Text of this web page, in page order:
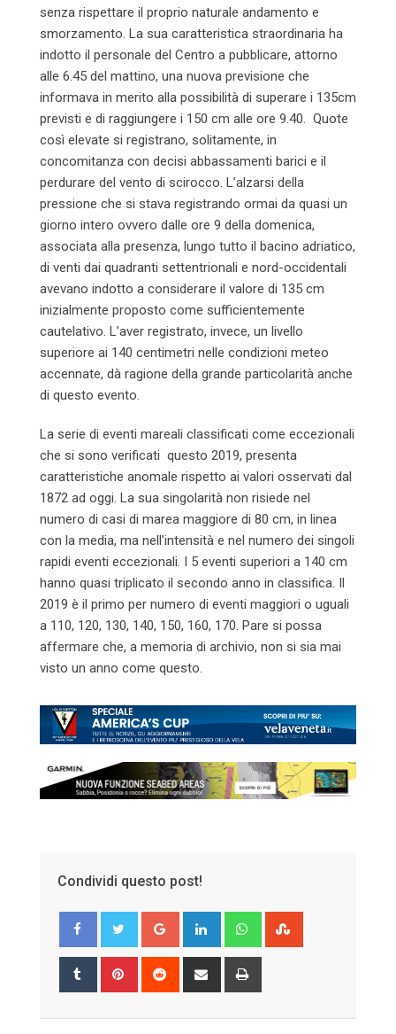
senza rispettare il proprio naturale andamento e
smorzamento. La sua caratteristica straordinaria ha
indotto il personale del Centro a pubblicare, attorno
alle 6.45 del mattino, una nuova previsione che
informava in merito alla possibilità di superare i 135cm
previsti e di raggiungere i 150 cm alle ore 9.40. Quote
così elevate si registrano, solitamente, in
concomitanza con decisi abbassamenti barici e il
perdurare del vento di scirocco. L’alzarsi della
pressione che si stava registrando ormai da quasi un
giorno intero ovvero dalle ore 9 della domenica,
associata alla presenza, lungo tutto il bacino adriatico,
di venti dai quadranti settentrionali e nord-occidentali
avevano indotto a considerare il valore di 135 cm
inizialmente proposto come sufficientemente
cautelativo. L’aver registrato, invece, un livello
superiore ai 140 centimetri nelle condizioni meteo
accennate, dà ragione della grande particolarità anche
di questo evento.
La serie di eventi mareali classificati come eccezionali
che si sono verificati questo 2019, presenta
caratteristiche anomale rispetto ai valori osservati dal
1872 ad oggi. La sua singolarità non risiede nel
numero di casi di marea maggiore di 80 cm, in linea
con la media, ma nell’intensità e nel numero dei singoli
rapidi eventi eccezionali. I 5 eventi superiori a 140 cm
hanno quasi triplicato il secondo anno in classifica. Il
2019 è il primo per numero di eventi maggiori o uguali
a 110, 120, 130, 140, 150, 160, 170. Pare si possa
affermare che, a memoria di archivio, non si sia mai
visto un anno come questo.
Condividi questo post!
Google+ LinkedIn Whatsapp
Tumblr Pinterest Reddit
Share